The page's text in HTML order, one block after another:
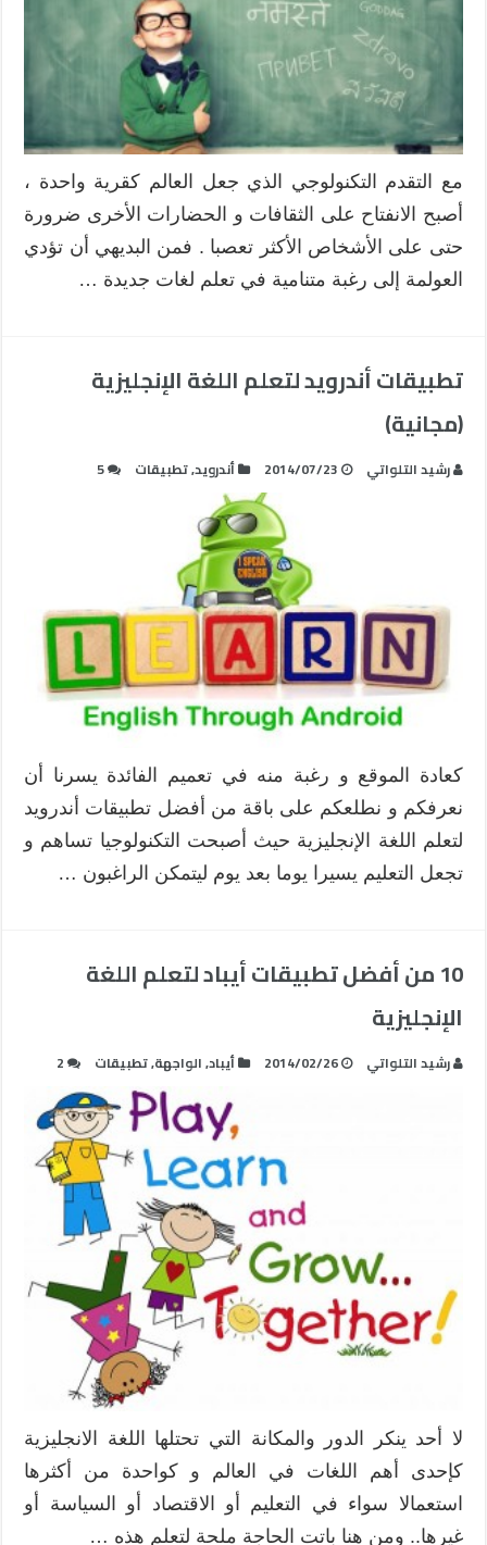
مع التقدم التكنولوجي الذي جعل العالم كقرية واحدة ،
أصبح الانفتاح على الثقافات و الحضارات الأخرى ضرورة
حتى على الأشخاص الأكثر تعصبا . فمن البديهي أن تؤدي
العولمة إلى رغبة متنامية في تعلم لغات جديدة …
تطبيقات أندرويد لتعلم اللغة الإنجليزية
(مجانية)
رشيد التلواتي 2014/07/23 أندرويد,تطبيقات 5
كعادة الموقع و رغبة منه في تعميم الفائدة يسرنا أن
نعرفكم و نطلعكم على باقة من أفضل تطبيقات أندرويد
لتعلم اللغة الإنجليزية حيث أصبحت التكنولوجيا تساهم و
تجعل التعليم يسيرا يوما بعد يوم ليتمكن الراغبون …
10 من أفضل تطبيقات أيباد لتعلم اللغة
الإنجليزية
رشيد التلواتي 2014/02/26 أيباد,الواجهة,تطبيقات 2
لا أحد ينكر الدور والمكانة التي تحتلها اللغة الانجليزية
كإحدى أهم اللغات في العالم و كواحدة من أكثرها
استعمالا سواء في التعليم أو الاقتصاد أو السياسة أو
غيرها.. ومن هنا باتت الحاجة ملحة لتعلم هذه …